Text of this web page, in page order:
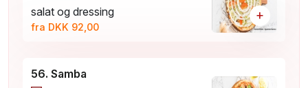
salat og dressing
fra DKK 92,00
+
56. Samba